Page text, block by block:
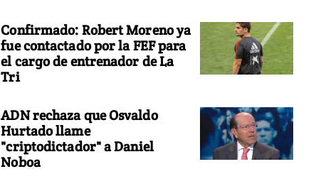
Confirmado: Robert Moreno ya
fue contactado por la FEF para
el cargo de entrenador de La
Tri
ADN rechaza que Osvaldo
Hurtado llame
"criptodictador" a Daniel
Noboa